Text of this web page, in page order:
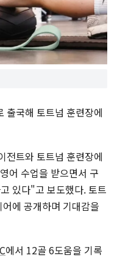
출국해 토트넘 훈련장에
전트와 토트넘 훈련장에
어 수업을 받으면서 구
있다"고 보도했다. 토트
에 공개하며 기대감을
에서 12골 6도움을 기록